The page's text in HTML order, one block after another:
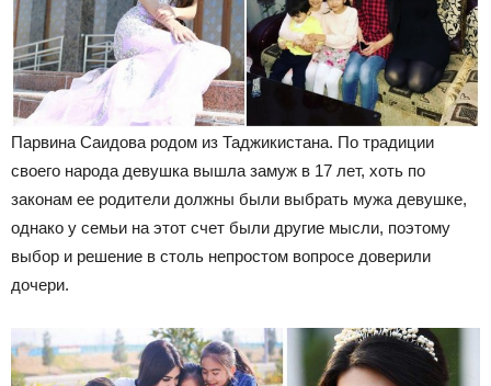
Парвина Саидова родом из Таджикистана. По традиции
своего народа девушка вышла замуж в 17 лет, хоть по
законам ее родители должны были выбрать мужа девушке,
однако у семьи на этот счет были другие мысли, поэтому
выбор и решение в столь непростом вопросе доверили
дочери.